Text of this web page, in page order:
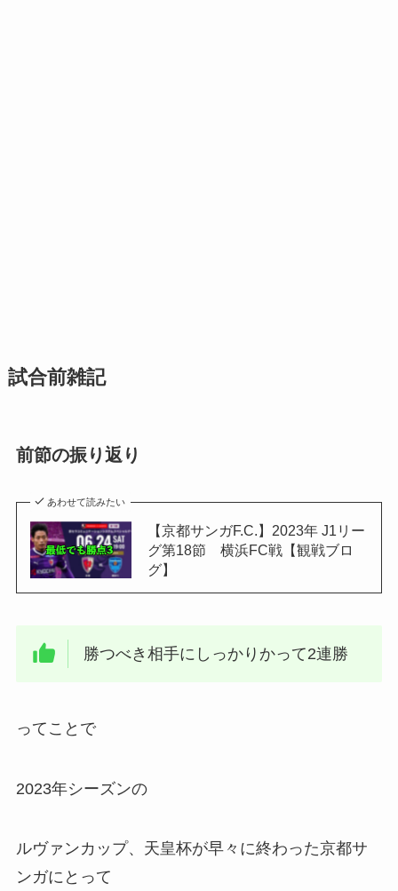
試合前雑記
前節の振り返り
あわせて読みたい
【京都サンガF.C.】2023年 J1リー
グ第18節 横浜FC戦【観戦ブロ
グ】
勝つべき相手にしっかりかって2連勝
ってことで
2023年シーズンの
ルヴァンカップ、天皇杯が早々に終わった京都サ
ンガにとって